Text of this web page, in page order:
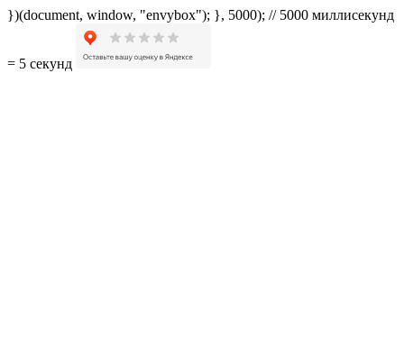
})(document, window, "envybox"); }, 5000); // 5000 миллисекунд
= 5 секунд